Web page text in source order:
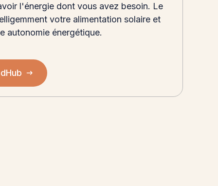
l'énergie dont vous avez besoin. Le
votre alimentation solaire et
autonomie énergétique.